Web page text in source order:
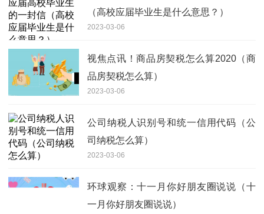
（高校应届毕业生是什么意思？）
2023-03-06
视焦点讯！商品房契税怎么算2020（商
品房契税怎么算）
2023-03-06
公司纳税人识别号和统一信用代码（公
司纳税怎么算）
2023-03-06
环球观察：十一月你好朋友圈说说（十
一月你好朋友圈说说）